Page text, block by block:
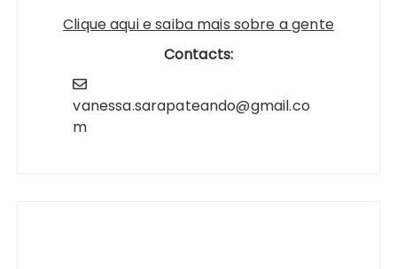
Clique aqui e saiba mais sobre a gente
Contacts:
vanessa.sarapateando@gmail.co
m